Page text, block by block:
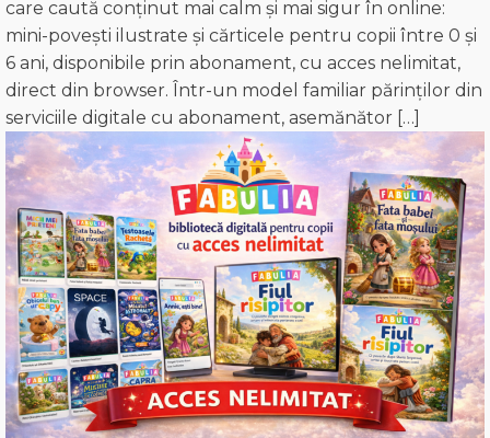
care caută conținut mai calm și mai sigur în online:
mini-povești ilustrate și cărticele pentru copii între 0 și
6 ani, disponibile prin abonament, cu acces nelimitat,
direct din browser. Într-un model familiar părinților din
serviciile digitale cu abonament, asemănător […]